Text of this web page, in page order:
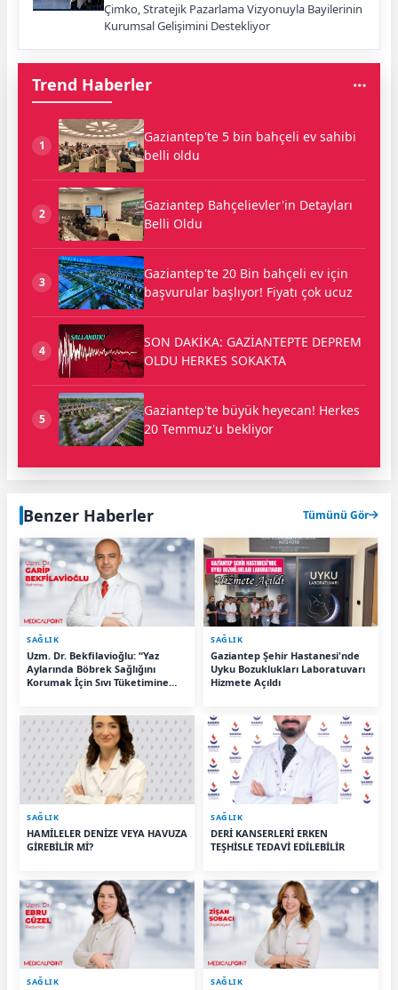
Çimko, Stratejik Pazarlama Vizyonuyla Bayilerinin
Kurumsal Gelişimini Destekliyor
Trend Haberler
1
Gaziantep'te 5 bin bahçeli ev sahibi
belli oldu
2
Gaziantep Bahçelievler'in Detayları
Belli Oldu
3
Gaziantep'te 20 Bin bahçeli ev için
başvurular başlıyor! Fiyatı çok ucuz
4
SON DAKİKA: GAZİANTEPTE DEPREM
OLDU HERKES SOKAKTA
5
Gaziantep'te büyük heyecan! Herkes
20 Temmuz'u bekliyor
Benzer Haberler Tümünü Gör
SAĞLIK
Uzm. Dr. Bekfilavioğlu: “Yaz
Aylarında Böbrek Sağlığını
Korumak İçin Sıvı Tüketimine
SAĞLIK
Gaziantep Şehir Hastanesi'nde
Uyku Bozuklukları Laboratuvarı
Hizmete Açıldı
SAĞLIK
HAMİLELER DENİZE VEYA HAVUZA
GİREBİLİR Mİ?
SAĞLIK
DERİ KANSERLERİ ERKEN
TEŞHİSLE TEDAVİ EDİLEBİLİR
SAĞLIK SAĞLIK